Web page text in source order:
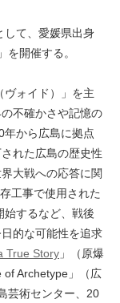
して、愛媛県出身
開催する。
ヴォイド）」を主
不確かさや記憶の
年から広島に拠点
れた広島の歴史性
大戦への応答に関
工事で使用された
始するなど、戦後
的な可能性を追求
True Story 」（原爆
of Archetype」（広
芸術センター、20